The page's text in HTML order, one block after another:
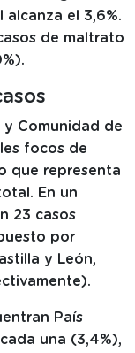
alcanza el 3,6%.
de maltrato
y Comunidad de
focos de
que representa
En un
23 casos
por
y León,
País
una (3,4%),